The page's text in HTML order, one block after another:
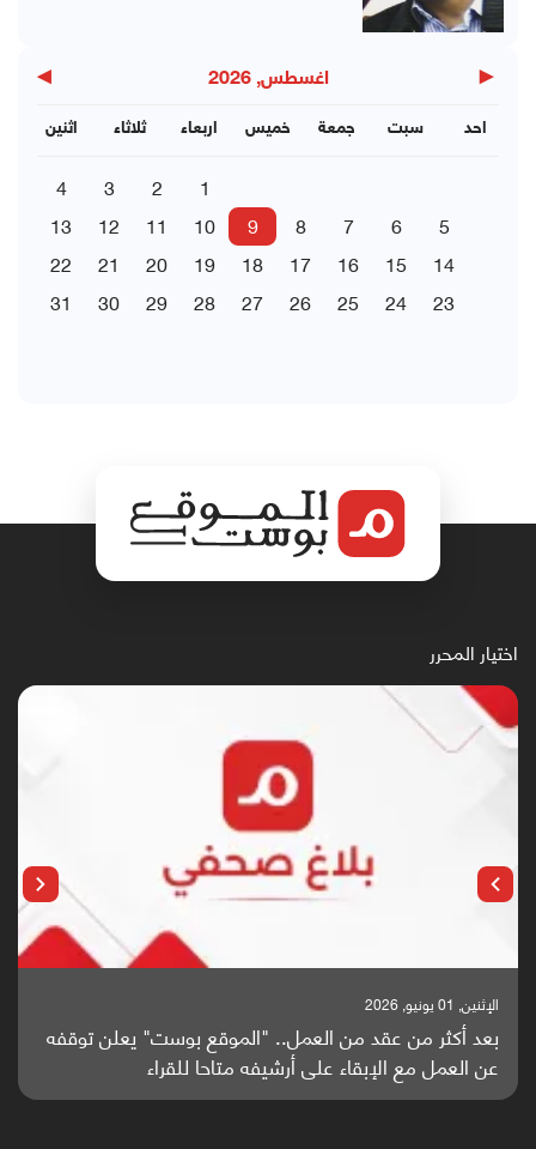
◀ اغسطس, 2026 ▶
اثنين ثلاثاء اربعاء خميس جمعة سبت احد
1
2
3
4
5
6
7
8
9
10
11
12
13
14
15
16
17
18
19
20
21
22
23
24
25
26
27
28
29
30
31
اختيار المحرر
الإثنين, 25 مايو, 2026
باحثون من اليمن يدخلون سباق أبحاث ألزهايمر بدراسة
واعدة منشورة عالميا (ترجمة)